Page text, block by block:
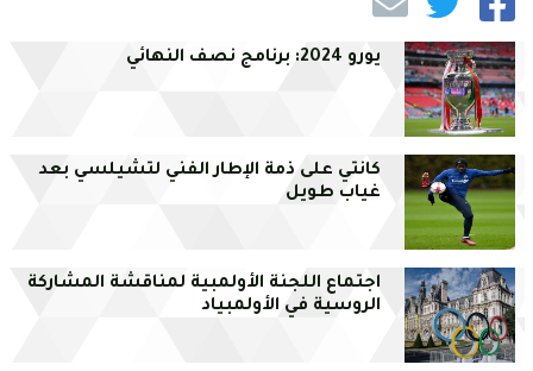
يورو 2024: برنامج نصف النهائي
كانتي على ذمة الإطار الفني لتشيلسي بعد
غياب طويل
اجتماع اللجنة الأولمبية لمناقشة المشاركة
الروسية في الأولمبياد